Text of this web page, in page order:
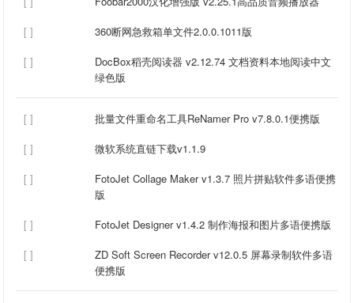
[ ]
360断网急救箱单文件2.0.0.1011版
[ ]
DocBox稻壳阅读器 v2.12.74 文档资料本地阅读中文
绿色版
[ ]
批量文件重命名工具ReNamer Pro v7.8.0.1便携版
[ ]
微软系统直链下载v1.1.9
[ ]
FotoJet Collage Maker v1.3.7 照片拼贴软件多语便携
版
[ ]
FotoJet Designer v1.4.2 制作海报和图片多语便携版
[ ]
ZD Soft Screen Recorder v12.0.5 屏幕录制软件多语
便携版